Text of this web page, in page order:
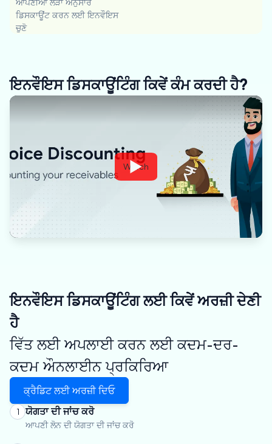
ਆਪਣੀਆਂ ਲੋੜਾਂ ਅਨੁਸਾਰ
ਡਿਸਕਾਊਂਟ ਕਰਨ ਲਈ ਇਨਵੌਇਸ
ਚੁਣੋ
ਇਨਵੌਇਸ ਡਿਸਕਾਊਂਟਿੰਗ ਕਿਵੇਂ ਕੰਮ ਕਰਦੀ ਹੈ?
Watch
ਇਨਵੌਇਸ ਡਿਸਕਾਊਂਟਿੰਗ ਲਈ ਕਿਵੇਂ ਅਰਜ਼ੀ ਦੇਣੀ
ਹੈ
ਵਿੱਤ ਲਈ ਅਪਲਾਈ ਕਰਨ ਲਈ ਕਦਮ-ਦਰ-
ਕਦਮ ਔਨਲਾਈਨ ਪ੍ਰਕਿਰਿਆ
ਕ੍ਰੈਡਿਟ ਲਈ ਅਰਜ਼ੀ ਦਿਓ
1 ਯੋਗਤਾ ਦੀ ਜਾਂਚ ਕਰੋ
ਆਪਣੀ ਲੋਨ ਦੀ ਯੋਗਤਾ ਦੀ ਜਾਂਚ ਕਰੋ